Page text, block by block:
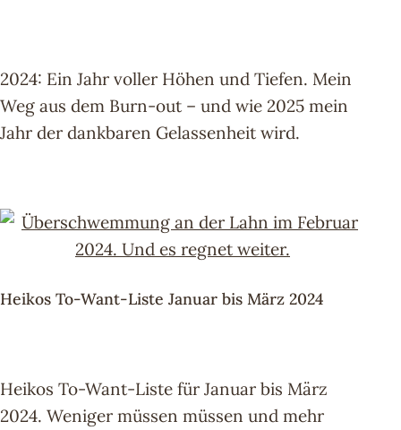
2024: Ein Jahr voller Höhen und Tiefen. Mein
Weg aus dem Burn-out – und wie 2025 mein
Jahr der dankbaren Gelassenheit wird.
Heikos To-Want-Liste Januar bis März 2024
Heikos To-Want-Liste für Januar bis März
2024. Weniger müssen müssen und mehr